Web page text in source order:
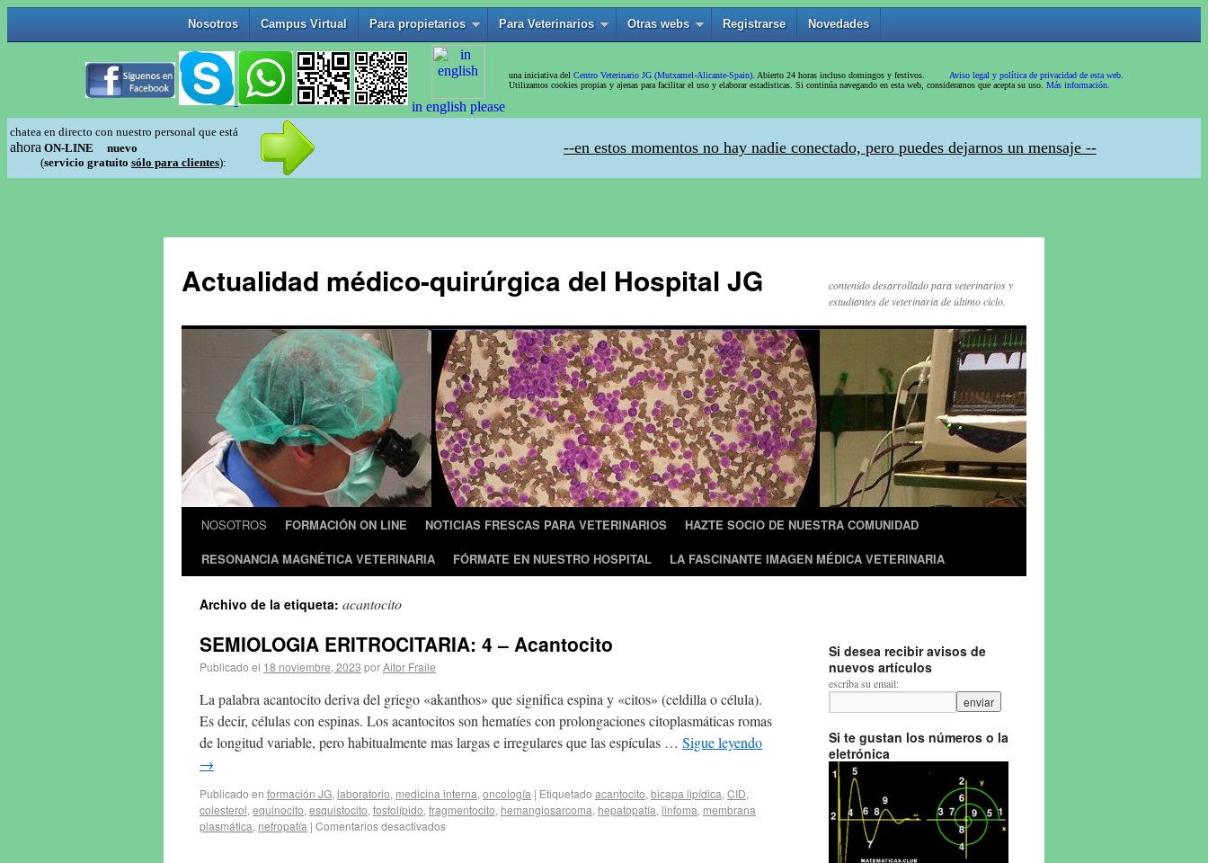
Actualidad médico-quirúrgica del Hospital JG
contenido desarrollado para veterinarios y
estudiantes de veterinaria de último ciclo.
NOSOTROS FORMACIÓN ON LINE NOTICIAS FRESCAS PARA VETERINARIOS
HAZTE SOCIO DE NUESTRA COMUNIDAD
RESONANCIA MAGNÉTICA VETERINARIA
FÓRMATE EN NUESTRO HOSPITAL LA FASCINANTE IMAGEN MÉDICA VETERINARIA
Archivo de la etiqueta: acantocito
SEMIOLOGIA ERITROCITARIA: 4 – Acantocito
Publicado el 18 noviembre, 2023 porAitor Fraile
La palabra acantocito deriva del griego «akanthos» que significa espina y «citos» (celdilla o célula).
Es decir, células con espinas. Los acantocitos son hematíes con prolongaciones citoplasmáticas romas
de longitud variable, pero habitualmente mas largas e irregulares que las espículas … Sigue leyendo
→
Publicado en formación JG, laboratorio, medicina interna, oncología | Etiquetado acantocito, bicapa lipídica, CID,
colesterol, equinocito, esquistocito, fosfolípido, fragmentocito, hemangiosarcoma, hepatopatía, linfoma, membrana
plasmática, nefropatía | Comentarios desactivados
Si desea recibir avisos de
nuevos artículos
escriba su email:
Si te gustan los números o la
eletrónica